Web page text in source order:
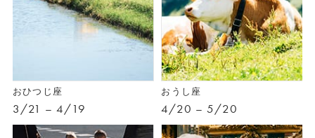
おひつじ座
3/21 – 4/19
おうし座
4/20 – 5/20